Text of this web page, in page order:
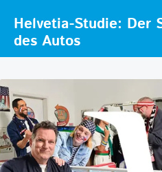
Helvetia-Studie: Der
des Autos